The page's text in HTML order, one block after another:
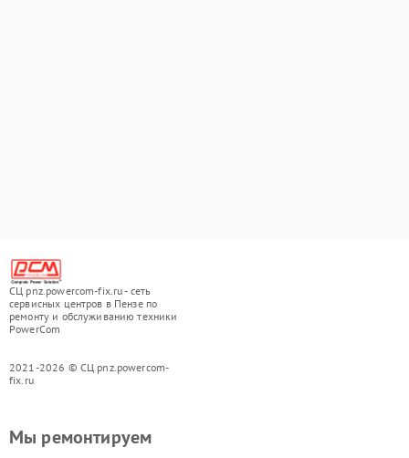
СЦ pnz.powercom-fix.ru - сеть
сервисных центров в Пензе по
ремонту и обслуживанию техники
PowerCom
2021-2026 © СЦ pnz.powercom-
fix.ru
Мы ремонтируем